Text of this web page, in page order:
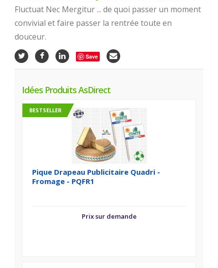
Fluctuat Nec Mergitur ... de quoi passer un moment
convivial et faire passer la rentrée toute en
douceur.
Save
Idées Produits AsDirect
BESTSELLER
Pique Drapeau Publicitaire Quadri -
Fromage - PQFR1
Prix sur demande